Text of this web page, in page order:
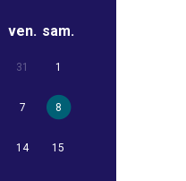
ven. sam.
31 1
7 8
14 15